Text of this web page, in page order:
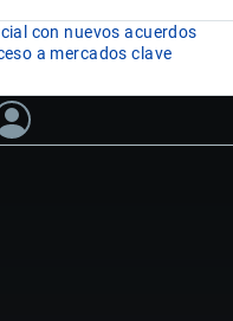
con nuevos acuerdos
a mercados clave